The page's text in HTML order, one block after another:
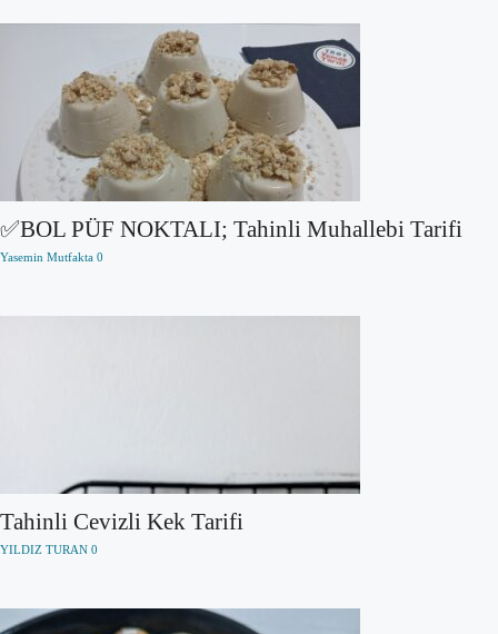
✅BOL PÜF NOKTALI; Tahinli Muhallebi Tarifi
Yasemin Mutfakta 0
Tahinli Cevizli Kek Tarifi
YILDIZ TURAN 0